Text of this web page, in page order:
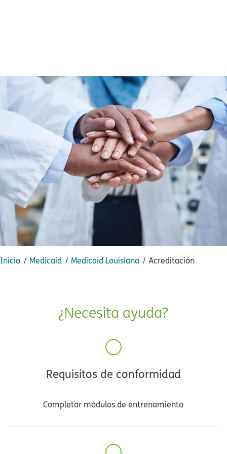
Inicio​​ Medicaid​​ Medicaid Louisiana​​ Acreditación​​
¿Necesita ayuda?​​
Requisitos de conformidad​​
Completar módulos de entrenamiento​​